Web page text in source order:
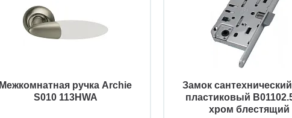
Межкомнатная ручка Archie
S010 113HWA
Замок
пластиковый
хром блестящий